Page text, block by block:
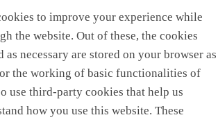
to improve your experience while
the website. Out of these, the cookies
as necessary are stored on your browser as
the working of basic functionalities of
use third-party cookies that help us
how you use this website. These